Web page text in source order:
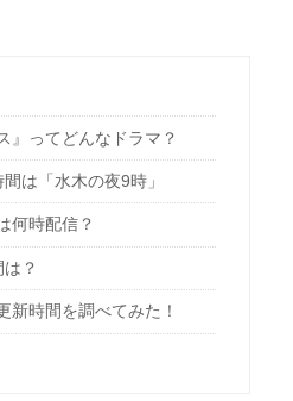
』ってどんなドラマ？
は「水木の夜9時」
何時配信？
？
新時間を調べてみた！